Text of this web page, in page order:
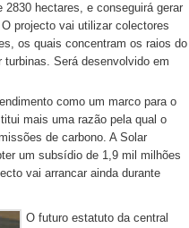
hectares, e conseguirá gerar
projecto vai utilizar colectores
os quais concentram os raios do
Será desenvolvido em
como um marco para o
mais uma razão pela qual o
de carbono. A Solar
um subsídio de 1,9 mil milhões
vai arrancar ainda durante
O futuro estatuto da central